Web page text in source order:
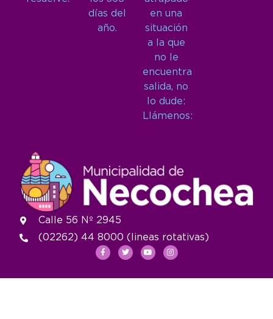
días del
año.
en una
situación
a la que
no le
encuentra
salida, no
lo dude:
Llámenos:
Calle 56 Nº 2945
(02262) 44 8000 (lineas rotativas)